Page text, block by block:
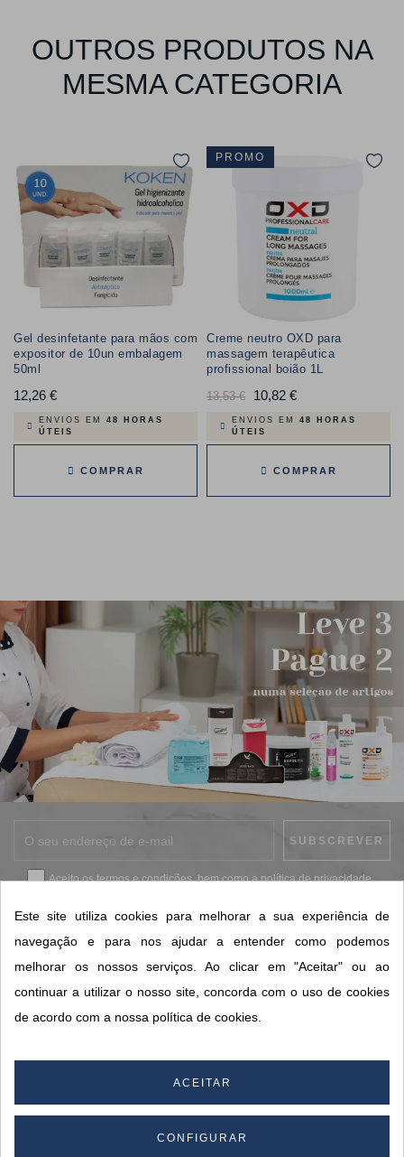
OUTROS PRODUTOS NA
MESMA CATEGORIA
Gel desinfetante para mãos com
expositor de 10un embalagem
50ml
12,26 €Preço
ENVIOS EM 48 HORAS
ÚTEIS
COMPRAR
PROMO
Creme neutro OXD para
massagem terapêutica
profissional boião 1L
Preço
normal
13,53 € 10,82 €Preço
ENVIOS EM 48 HORAS
ÚTEIS
COMPRAR
Aceito ostermos e condições, bem como apolítica de privacidade.
CONTACTOS SORISA
Este site utiliza cookies para melhorar a sua experiência de
navegação e para nos ajudar a entender como podemos
melhorar os nossos serviços. Ao clicar em "Aceitar" ou ao
continuar a utilizar o nosso site, concorda com o uso de cookies
de acordo com a nossa política de cookies.
ACEITAR
CONFIGURAR